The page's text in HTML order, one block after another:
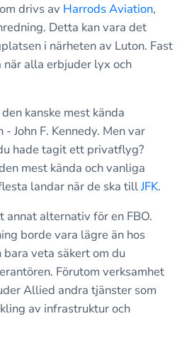
drivs av Harrods Aviation,
Detta kan vara det
i närheten av Luton. Fast
alla erbjuder lyx och
kanske mest kända
John F. Kennedy. Men var
hade tagit ett privatflyg?
mest kända och vanliga
landar när de ska tillJFK.
annat alternativ för en FBO.
borde vara lägre än hos
bara veta säkert om du
Förutom verksamhet
Allied andra tjänster som
av infrastruktur och